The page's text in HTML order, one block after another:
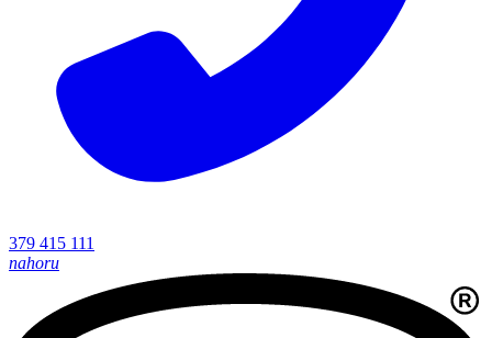
379 415 111
nahoru